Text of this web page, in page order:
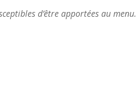
d’être apportées au menu.